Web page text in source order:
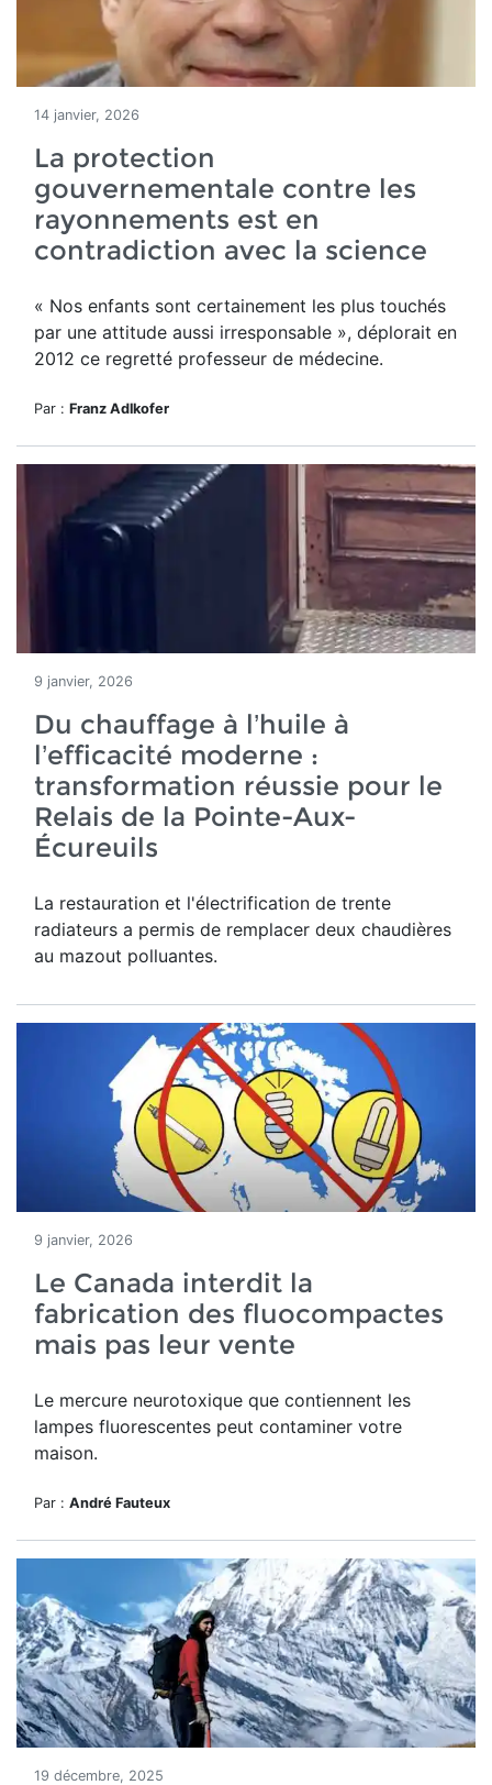
14 janvier, 2026
La protection
gouvernementale contre les
rayonnements est en
contradiction avec la science
« Nos enfants sont certainement les plus touchés
par une attitude aussi irresponsable », déplorait en
2012 ce regretté professeur de médecine.
Par : Franz Adlkofer
9 janvier, 2026
Du chauffage à l’huile à
l’efficacité moderne :
transformation réussie pour le
Relais de la Pointe-Aux-
Écureuils
La restauration et l'électrification de trente
radiateurs a permis de remplacer deux chaudières
au mazout polluantes.
9 janvier, 2026
Le Canada interdit la
fabrication des fluocompactes
mais pas leur vente
Le mercure neurotoxique que contiennent les
lampes fluorescentes peut contaminer votre
maison.
Par : André Fauteux
19 décembre, 2025